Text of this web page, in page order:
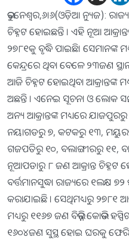
ଭୁବନେଶ୍ୱର,୬।୬(ଓଡ଼ିଆ ନ୍ୟୁଜ):
ଚିହ୍ନଟ ହୋଇଛନ୍ତି । ଏହି ନୂଆ
୨୭୮୧କୁ ବୃଦ୍ଧି ପାଇଛି। ସେମାନଙ୍କ
କେନ୍ଦ୍ରରେ ଥିବା ବେଳେ ୨୩ଜଣ
ଆଜି ଚିହ୍ନଟ ହୋଇଥିବା ଆକ୍ରାନ୍ତଙ୍କ
ଅଛନ୍ତି । ଏନେଇ ସୂଚନା ଓ ଲୋକ
ଅନ୍ୟ ଆକ୍ରାନ୍ତଙ୍କ ମଧ୍ୟରେ
ନୟାଗଡରୁ ୭, କଟକରୁ ୧୩,
ଗଜପତିରୁ ୧୦, ବଲାଙ୍ଗୀରରୁ ୧୧,
ନୂଆପଡାରୁ ୮ ଜଣ ଆକ୍ରାନ୍ତ ଚିହ୍ନଟ
ବର୍ତ୍ତମାନସୁଦ୍ଧା ରାଜ୍ୟରେ ୧ଲକ୍ଷ
କରାଯାଇଛି । ସେଥିମଧ୍ୟରୁ ୨୭୮୧
ମଧ୍ୟରୁ ୧୧୬୭ ଜଣ ବିଭିନ୍ନ କୋଭିଡ
୧୬୦୪ଜଣ ସୁସ୍ଥ ହୋଇ ଘରକୁ